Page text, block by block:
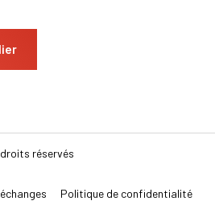
réservés
Politique de confidentialité